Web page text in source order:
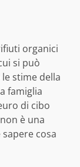
organici
si può
stime della
famiglia
di cibo
è una
cosa